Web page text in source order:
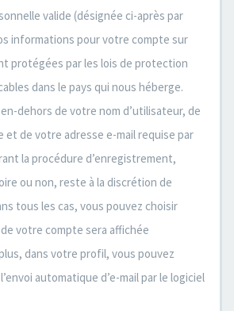
valide (désignée ci-après par
informations pour votre compte sur
protégées par les lois de protection
dans le pays qui nous héberge.
dehors de votre nom d’utilisateur, de
et de votre adresse e-mail requise par
la procédure d’enregistrement,
ou non, reste à la discrétion de
tous les cas, vous pouvez choisir
votre compte sera affichée
dans votre profil, vous pouvez
automatique d’e-mail par le logiciel